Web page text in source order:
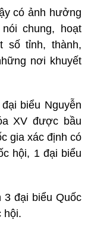
có ảnh hưởng
chung, hoạt
số tỉnh, thành,
nơi khuyết
biểu Nguyễn
XV được bầu
gia xác định có
hội, 1 đại biểu
3 đại biểu Quốc
hội.